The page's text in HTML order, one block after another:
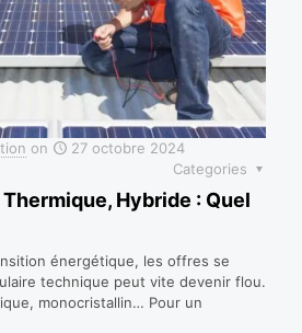
on
27 octobre 2024
Categories
Hybride : Quel
énergétique, les offres se
technique peut vite devenir flou.
monocristallin… Pour un